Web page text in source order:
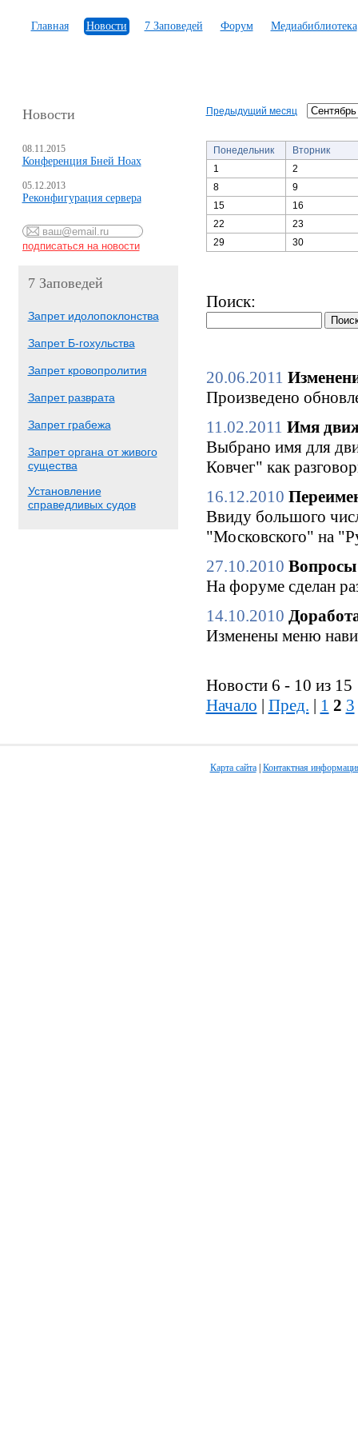
Главная Новости 7 Заповедей Форум Медиабиблиотека
Новости
08.11.2015
Конференция Бней Ноах
05.12.2013
Реконфигурация сервера
7 Заповедей
Запрет идолопоклонства
Запрет Б-гохульства
Запрет кровопролития
Запрет разврата
Запрет грабежа
Запрет органа от живого
существа
Установление
справедливых судов
Предыдущий месяц
Понедельник
Вторник
1
2
8
9
15
16
22
23
29
30
Поиск:
20.06.2011
Произведено
11.02.2011 Имя
Выбрано имя для
Ковчег" как
16.12.2010
Ввиду большого
"Московского" на
27.10.2010 Вопросы
На форуме сделан
14.10.2010
Изменены меню
Новости 6 - 10 из 15
Начало | Пред. | 1 2 3
Карта сайта| Контактная